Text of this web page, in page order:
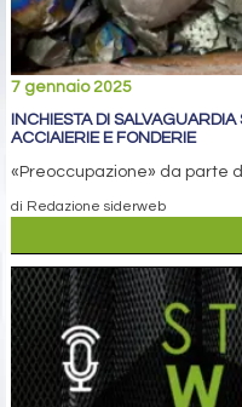
7 gennaio 2025
INCHIESTA DI
ACCIAIERIE E FONDERIE
«Preoccupazione» da parte
di Redazione siderweb